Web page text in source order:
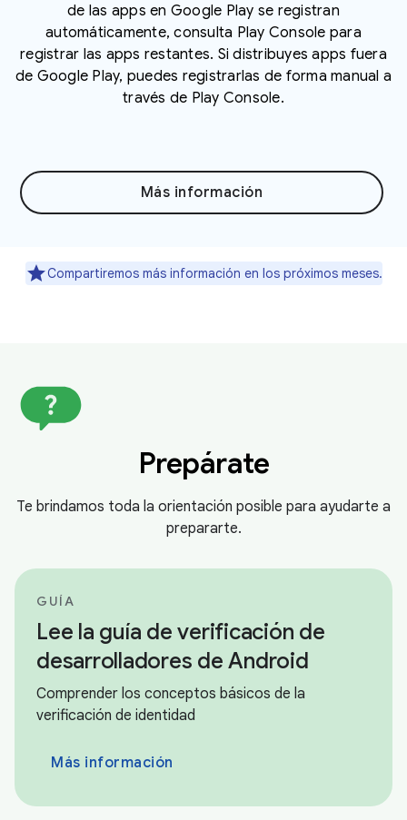
de las apps en Google Play se registran
automáticamente, consulta Play Console para
registrar las apps restantes. Si distribuyes apps fuera
de Google Play, puedes registrarlas de forma manual a
través de Play Console.
Más información
Compartiremos más información en los próximos meses.
Prepárate
Te brindamos toda la orientación posible para ayudarte a
prepararte.
GUÍA
Lee la guía de verificación de
desarrolladores de Android
Comprender los conceptos básicos de la
verificación de identidad
Más información